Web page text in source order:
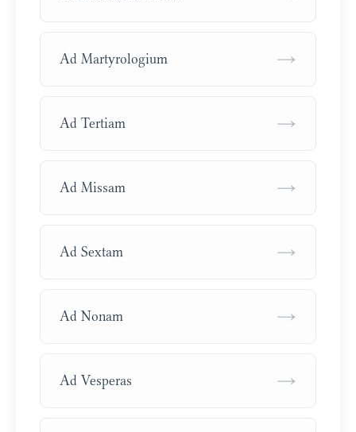
Ad Martyrologium →
Ad Tertiam →
Ad Missam →
Ad Sextam →
Ad Nonam →
Ad Vesperas →